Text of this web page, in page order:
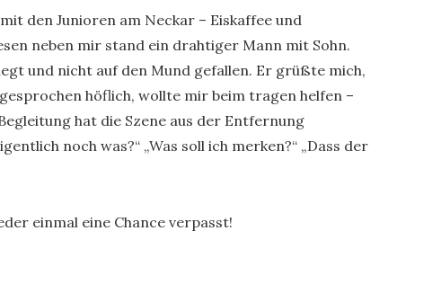
den Junioren am Neckar – Eiskaffee und
neben mir stand ein drahtiger Mann mit Sohn.
und nicht auf den Mund gefallen. Er grüßte mich,
höflich, wollte mir beim tragen helfen –
hat die Szene aus der Entfernung
noch was?“ „Was soll ich merken?“ „Dass der
einmal eine Chance verpasst!